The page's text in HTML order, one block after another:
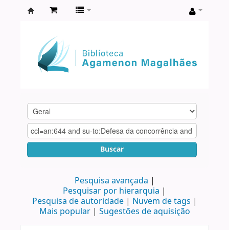
Agamenon
Magalhães
Buscar
Pesquisa avançada
Pesquisar por hierarquia
Pesquisa de autoridade
Nuvem de tags
Mais popular
Sugestões de aquisição